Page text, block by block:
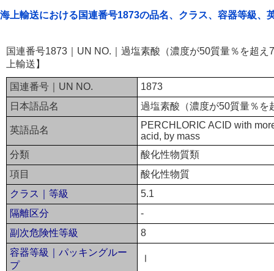
海上輸送における国連番号1873の品名、クラス、容器等級、
国連番号1873｜UN NO.｜過塩素酸（濃度が50質量％を超
上輸送】
国連番号｜UN NO.
1873
日本語品名
過塩素酸（濃度が50質量％を
英語品名
PERCHLORIC ACID with
acid, by mass
分類
酸化性物質類
項目
酸化性物質
クラス｜等級
5.1
隔離区分
-
副次危険性等級
8
容器等級｜パッキングルー
プ
Ⅰ